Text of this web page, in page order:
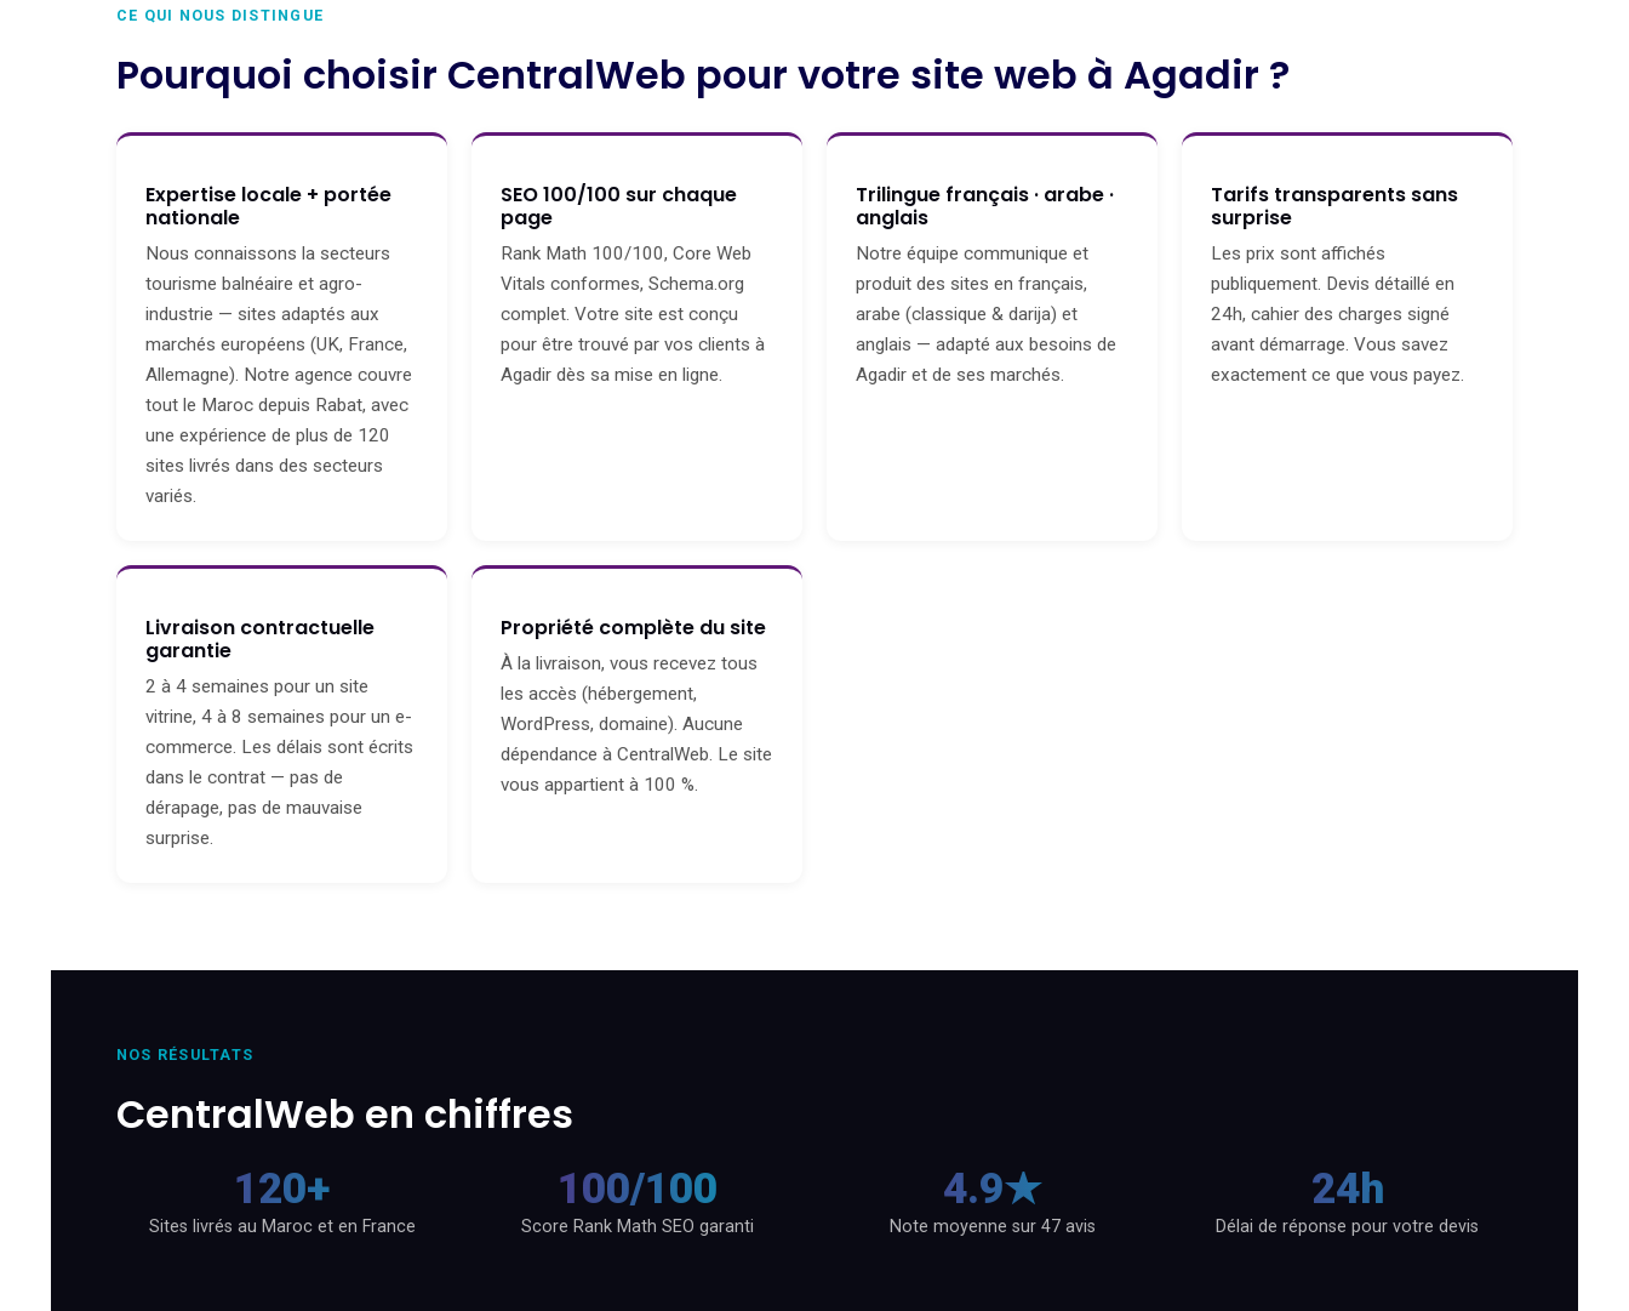
CE QUI NOUS DISTINGUE
Pourquoi choisir CentralWeb pour votre site web à Agadir ?
Expertise locale + portée
nationale
Nous connaissons la secteurs
tourisme balnéaire et agro-
industrie — sites adaptés aux
marchés européens (UK, France,
Allemagne). Notre agence couvre
tout le Maroc depuis Rabat, avec
une expérience de plus de 120
sites livrés dans des secteurs
variés.
SEO 100/100 sur chaque
page
Rank Math 100/100, Core Web
Vitals conformes, Schema.org
complet. Votre site est conçu
pour être trouvé par vos clients à
Agadir dès sa mise en ligne.
Trilingue français · arabe ·
anglais
Notre équipe communique et
produit des sites en français,
arabe (classique & darija) et
anglais — adapté aux besoins de
Agadir et de ses marchés.
Tarifs transparents sans
surprise
Les prix sont affichés
publiquement. Devis détaillé en
24h, cahier des charges signé
avant démarrage. Vous savez
exactement ce que vous payez.
Livraison contractuelle
garantie
2 à 4 semaines pour un site
vitrine, 4 à 8 semaines pour un e-
commerce. Les délais sont écrits
dans le contrat — pas de
dérapage, pas de mauvaise
surprise.
Propriété complète du site
À la livraison, vous recevez tous
les accès (hébergement,
WordPress, domaine). Aucune
dépendance à CentralWeb. Le site
vous appartient à 100 %.
NOS RÉSULTATS
CentralWeb en chiffres
120+
Sites livrés au Maroc et en France
100/100
Score Rank Math SEO garanti
4.9★
Note moyenne sur 47 avis
24h
Délai de réponse pour votre devis